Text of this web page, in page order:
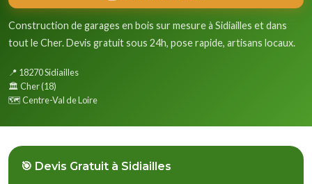
Construction de garages en bois sur mesure à Sidiailles et dans
tout le Cher. Devis gratuit sous 24h, pose rapide, artisans locaux.
📍 18270 Sidiailles
🏛️ Cher (18)
🗺️ Centre-Val de Loire
🎯 Devis Gratuit à Sidiailles